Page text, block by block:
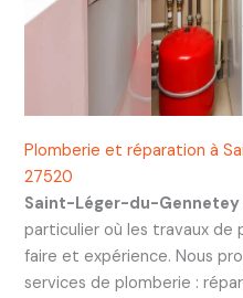
Plomberie et réparation à
27520
Saint-Léger-du-Gennetey
particulier où les travaux
faire et expérience. Nous
services de plomberie :